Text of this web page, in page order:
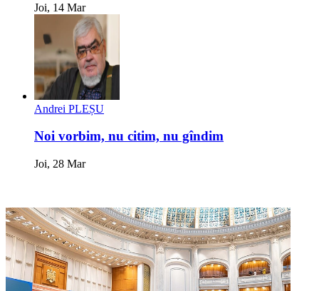
Joi, 14 Mar
Andrei PLEȘU
Noi vorbim, nu citim, nu gîndim
Joi, 28 Mar